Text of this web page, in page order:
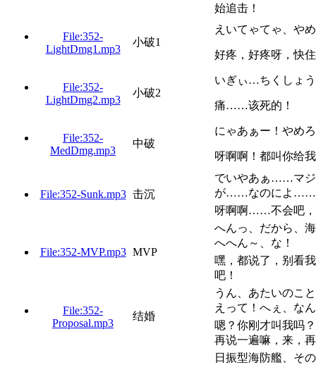
始追击！
File:352-
LightDmg1.mp3
小破1
えいてゃてゃ、や
好疼，好疼呀，快
File:352-
LightDmg2.mp3
小破2
いぎぃ…ちくしょ
痛……该死的！
File:352-
MedDmg.mp3
中破
にゃあぁー！やめ
呀啊啊！都叫你给
File:352-Sunk.mp3 击沉
でいやあぁ……マジ
が……なのによ……
呀啊啊……不会吧
File:352-MVP.mp3 MVP
へんっ、だから、
へへん～、な！
嘿，都说了，别看
吧！
File:352-
Proposal.mp3
结婚
うん、あたいのこ
えって！へぇ、な
嗯？你刚才叫我吗
再说一遍嘛，来，
日振型海防艦、そ